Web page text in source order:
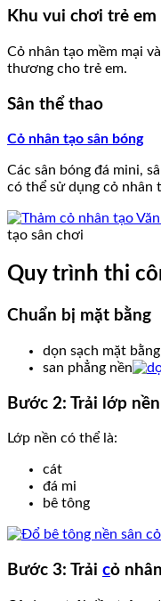
Khu vui chơi trẻ em
Cỏ nhân tạo mềm mại
thương cho trẻ em.
Sân thể thao
Cỏ nhân tạo sân bóng
Các sân bóng đá mini,
có thể sử dụng cỏ nhân
tạo sân chơi
Quy trình thi
Chuẩn bị mặt bằng
dọn sạch mặt bằng
san phẳng nền
Bước 2: Trải lớp nền
Lớp nền có thể là:
cát
đá mi
bê tông
Bước 3: Trải cỏ